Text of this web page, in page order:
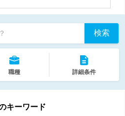
検索
職種 詳細条件
キーワード